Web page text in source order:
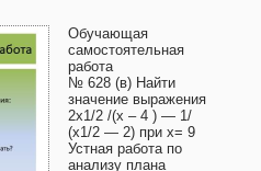
Обучающая
самостоятельная
работа
№ 628 (в) Найти
значение выражения
2х1/2 /(х – 4 ) — 1/
(х1/2 — 2) при х= 9
Устная работа по
анализу плана